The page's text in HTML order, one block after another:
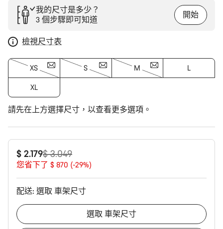
我的尺寸是多少？
3 個步驟即可知道
開始
檢視尺寸表
XS S M L
XL
請先在上方選擇尺寸，以查看更多選項。
$ 2.179
原
價
$ 3.049
您省下了 $ 870 (-29%)
配送: 選取 車架尺寸
選取 車架尺寸